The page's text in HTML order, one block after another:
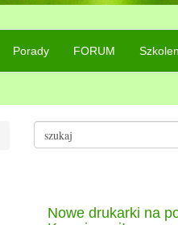
Porady FORUM
Nowe drukarki na